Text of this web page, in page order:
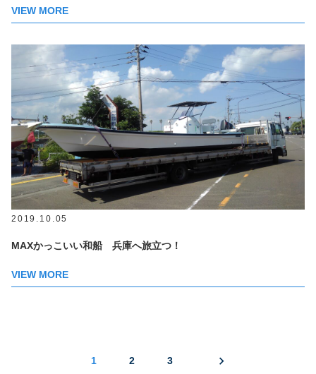
VIEW MORE
2019.10.05
MAXかっこいい和船 兵庫へ旅立つ！
VIEW MORE
1 2 3